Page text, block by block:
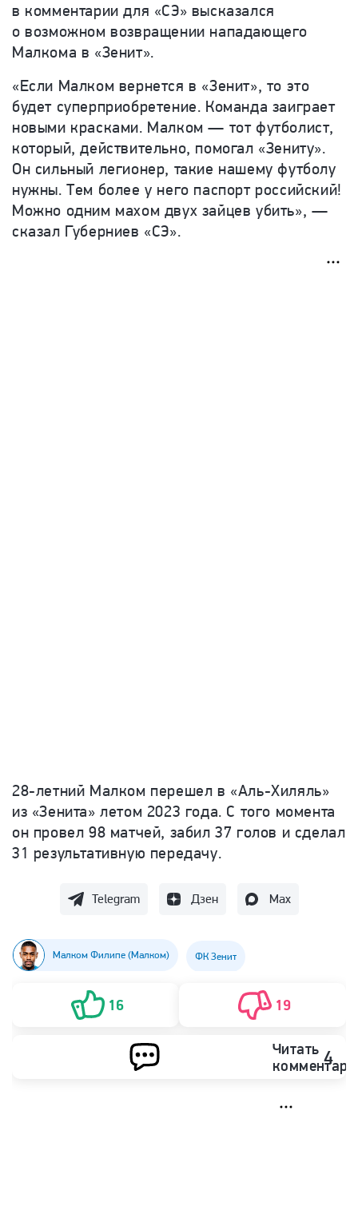
в комментарии для «СЭ» высказался
о возможном возвращении нападающего
Малкома в «Зенит».
«Если Малком вернется в «Зенит», то это
будет суперприобретение. Команда заиграет
новыми красками. Малком — тот футболист,
который, действительно, помогал «Зениту».
Он сильный легионер, такие нашему футболу
нужны. Тем более у него паспорт российский!
Можно одним махом двух зайцев убить», —
сказал Губерниев «СЭ».
28-летний Малком перешел в «Аль-Хиляль»
из «Зенита» летом 2023 года. С того момента
он провел 98 матчей, забил 37 голов и сделал
31 результативную передачу.
Telegram Дзен Max
Малком Филипе (Малком) ФК Зенит
16 19
Читать 4